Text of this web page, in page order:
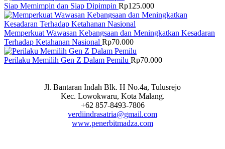
Siap Memimpin dan Siap Dipimpin Rp125.000
Memperkuat Wawasan Kebangsaan dan Meningkatkan Kesadaran
Terhadap Ketahanan Nasional Rp70.000
Perilaku Memilih Gen Z Dalam Pemilu Rp70.000
Jl. Bantaran Indah Blk. H No.4a, Tulusrejo
Kec. Lowokwaru, Kota Malang.
+62 857-8493-7806
verdiindrasatria@gmail.com
www.penerbitmadza.com